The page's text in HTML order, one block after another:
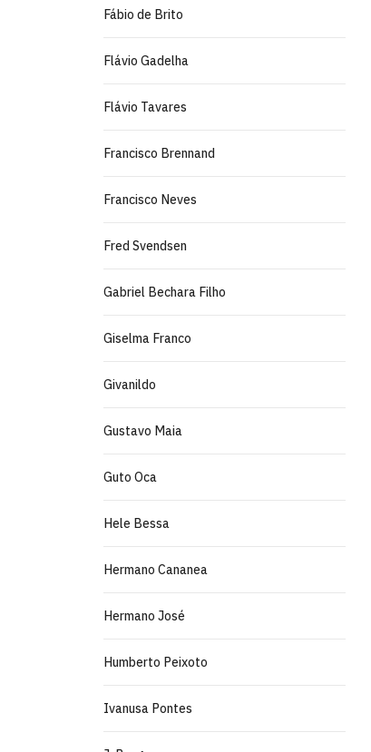
Fábio de Brito
Flávio Gadelha
Flávio Tavares
Francisco Brennand
Francisco Neves
Fred Svendsen
Gabriel Bechara Filho
Giselma Franco
Givanildo
Gustavo Maia
Guto Oca
Hele Bessa
Hermano Cananea
Hermano José
Humberto Peixoto
Ivanusa Pontes